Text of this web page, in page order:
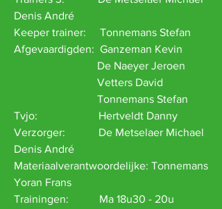
Denis André
Keeper trainer: Tonnemans Stefan
Afgevaardigden: Ganzeman Kevin
De Naeyer Jeroen
Vetters David
Tonnemans Stefan
Tvjo: Hertveldt Danny
Verzorger: De Metselaer Michael
Denis André
Materiaalverantwoordelijke: Tonnemans
Yoran Frans
Trainingen: Ma 18u30 - 20u